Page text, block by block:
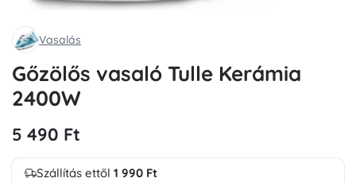
Vasalás
Gőzölős vasaló Tulle Kerámia
2400W
5 490 Ft
Szállítás ettől 1 990 Ft